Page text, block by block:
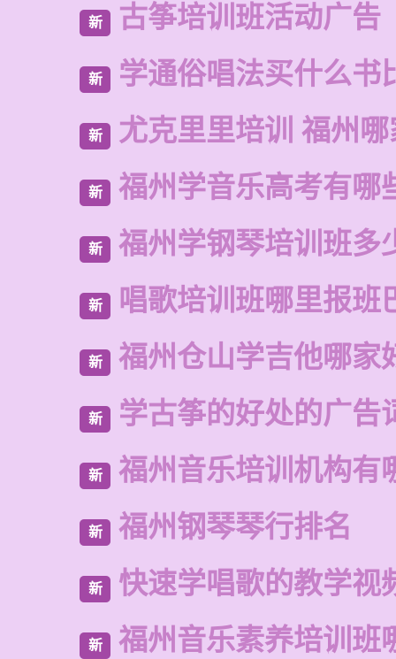
新 古筝培训班活动广告
新 学通俗唱法买什么书
新 尤克里里培训 福州
新 福州学音乐高考有哪
新 福州学钢琴培训班多
新 唱歌培训班哪里报班
新 福州仓山学吉他哪家
新 学古筝的好处的广告
新 福州音乐培训机构有
新 福州钢琴琴行排名
新 快速学唱歌的教学视
新 福州音乐素养培训班